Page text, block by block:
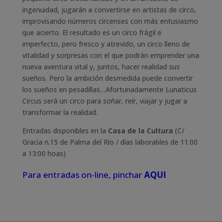
ingenuidad, jugarán a convertirse en artistas de circo,
improvisando números circenses con más entusiasmo
que acierto. El resultado es un circo frágil e
imperfecto, pero fresco y atrevido, un circo lleno de
vitalidad y sorpresas con el que podrán emprender una
nueva aventura vital y, juntos, hacer realidad sus
sueños. Pero la ambición desmedida puede convertir
los sueños en pesadillas…Afortunadamente Lunaticus
Circus será un circo para soñar, reír, viajar y jugar a
transformar la realidad.
Entradas disponibles en la Casa de la Cultura (C/
Gracia n.15 de Palma del Río / días laborables de 11:00
a 13:00 hoas)
Para entradas on-line, pincharAQUI